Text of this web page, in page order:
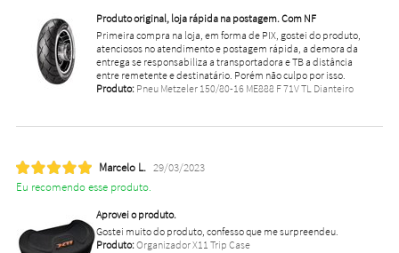
Produto original, loja rápida na postagem. Com NF
Primeira compra na loja, em forma de PIX, gostei do produto,
atenciosos no atendimento e postagem rápida, a demora da
entrega se responsabiliza a transportadora e TB a distância
entre remetente e destinatário. Porém não culpo por isso.
Produto:Pneu Metzeler 150/80-16 ME888 F 71V TL Dianteiro
Marcelo L. 29/03/2023
Eu recomendo esse produto.
Aprovei o produto.
Gostei muito do produto, confesso que me surpreendeu.
Produto:Organizador X11 Trip Case